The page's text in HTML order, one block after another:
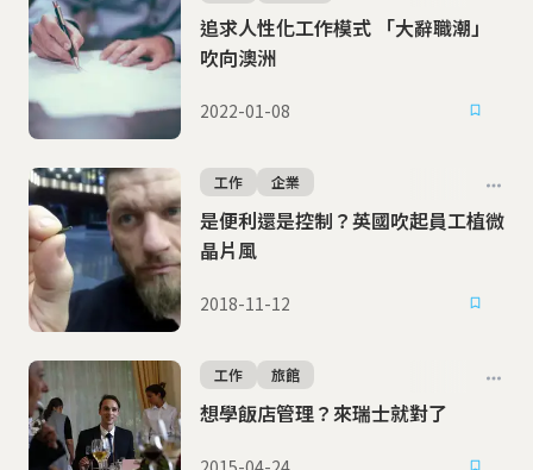
追求人性化工作模式 「大辭職潮」
吹向澳洲
2022-01-08
是便利還是控制？英國吹起員工植微
晶片風
工作 企業
2018-11-12
想學飯店管理？來瑞士就對了
工作 旅館